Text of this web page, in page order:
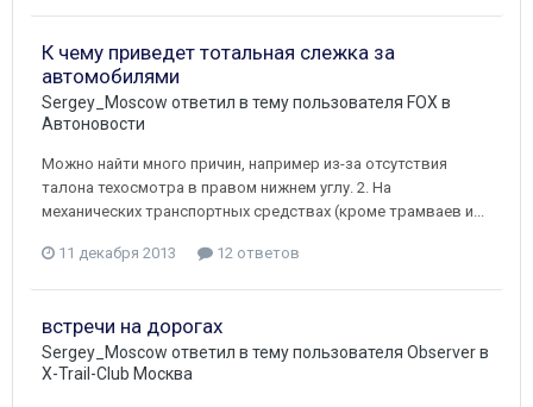
К чему приведет тотальная слежка за
автомобилями
Sergey_Moscow ответил в тему пользователя FOX в
Автоновости
Можно найти много причин, например из-за отсутствия
талона техосмотра в правом нижнем углу. 2. На
механических транспортных средствах (кроме трамваев и...
11 декабря 2013 12 ответов
встречи на дорогах
Sergey_Moscow ответил в тему пользователя Observerв
X-Trail-Club Москва